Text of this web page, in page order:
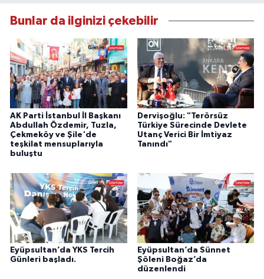
Bunlar da ilginizi çekebilir
AK Parti İstanbul İl Başkanı
Abdullah Özdemir, Tuzla,
Çekmeköy ve Şile'de
teşkilat mensuplarıyla
buluştu
Dervişoğlu: "Terörsüz
Türkiye Sürecinde Devlete
Utanç Verici Bir İmtiyaz
Tanındı"
Eyüpsultan’da YKS Tercih
Günleri başladı.
Eyüpsultan’da Sünnet
Şöleni Boğaz’da
düzenlendi